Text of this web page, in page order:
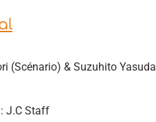
(Scénario) & Suzuhito Yasuda
J.C Staff